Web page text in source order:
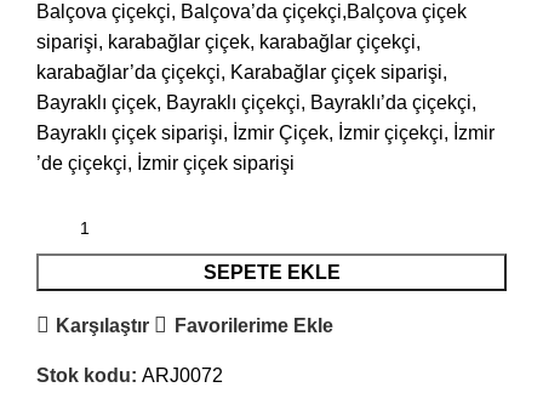
Balçova çiçekçi, Balçova’da çiçekçi,Balçova çiçek
siparişi, karabağlar çiçek, karabağlar çiçekçi,
karabağlar’da çiçekçi, Karabağlar çiçek siparişi,
Bayraklı çiçek, Bayraklı çiçekçi, Bayraklı’da çiçekçi,
Bayraklı çiçek siparişi, İzmir Çiçek, İzmir çiçekçi, İzmir
’de çiçekçi, İzmir çiçek siparişi
SEPETE EKLE
Karşılaştır Favorilerime Ekle
Stok kodu: ARJ0072